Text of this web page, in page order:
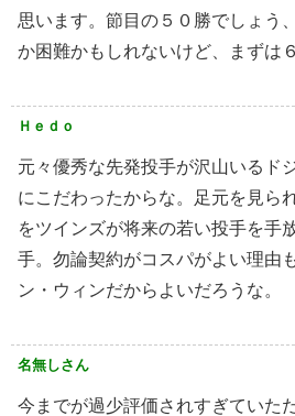
思います。節目の５０勝でしょう
か困難かもしれないけど、まずは
Ｈｅｄｏ
元々優秀な先発投手が沢山いるド
にこだわったからな。足元を見ら
をツインズが将来の若い投手を手
手。勿論契約がコスパがよい理由
ン・ウィンだからよいだろうな。
名無しさん
今までが過少評価されすぎていた